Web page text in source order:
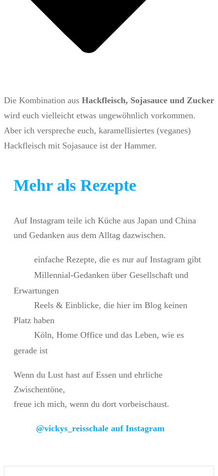
Die Kombination aus Hackfleisch, Sojasauce und Zucker
wird euch vielleicht etwas ungewöhnlich vorkommen.
Aber ich verspreche euch, karamellisiertes (veganes)
Hackfleisch mit Sojasauce ist der Hammer.
Mehr als Rezepte
Auf Instagram teile ich Küche aus Japan und China
und Gedanken aus dem Alltag dazwischen.
einfache Rezepte, die es nur auf Instagram gibt
Millennial-Gedanken über Gesellschaft und
Erwartungen
Reels & Einblicke, die hier im Blog keinen
Platz haben
Köln, Home Office und das Leben, wie es
gerade ist
Wenn du Lust hast auf Essen und ehrliche
Zwischentöne,
freue ich mich, wenn du dort vorbeischaust.
@vickys_reisschale auf Instagram